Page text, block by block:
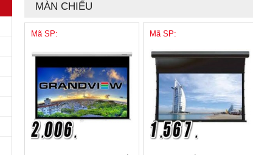
MÀN CHIẾU
Mã SP: Mã SP: